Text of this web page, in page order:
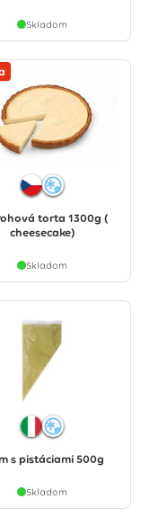
Skladom
torta 1300g (
cheesecake)
Skladom
s pistáciami 500g
Skladom